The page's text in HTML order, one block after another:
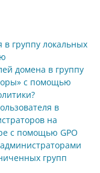
в группу локальных
домена в группу
с помощью
в
на
с помощью GPO
групп